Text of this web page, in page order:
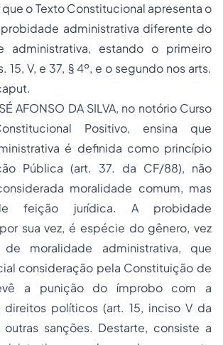
o Texto Constitucional apresenta o
administrativa diferente do
administrativa, estando o primeiro
15, V, e 37, § 4º, e o segundo nos arts.
AFONSO DA SILVA, no notório Curso
Positivo, ensina que
é definida como princípio
Pública (art. 37. da CF/88), não
moralidade comum, mas
feição jurídica. A probidade
sua vez, é espécie do gênero, vez
moralidade administrativa, que
consideração pela Constituição de
a punição do ímprobo com a
direitos políticos (art. 15, inciso V da
sanções. Destarte, consiste a